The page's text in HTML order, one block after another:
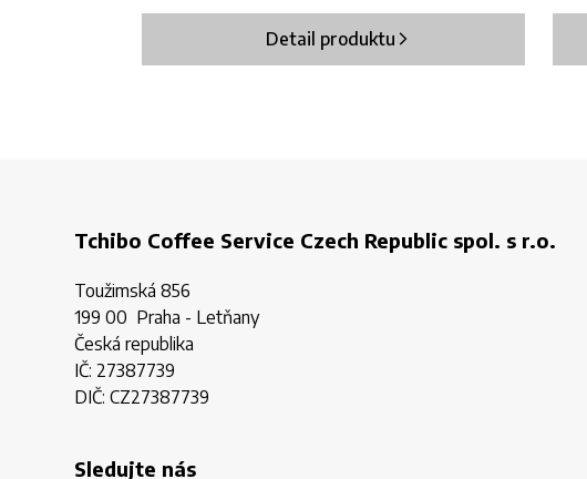
Detail produktu
Tchibo Coffee Service Czech Republic spol. s r.o.
Toužimská 856
199 00 Praha - Letňany
Česká republika
IČ: 27387739
DIČ: CZ27387739
Sledujte nás